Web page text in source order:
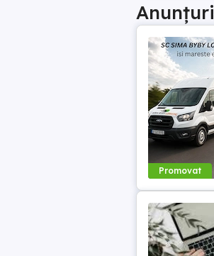
Anunțuri
Promovat